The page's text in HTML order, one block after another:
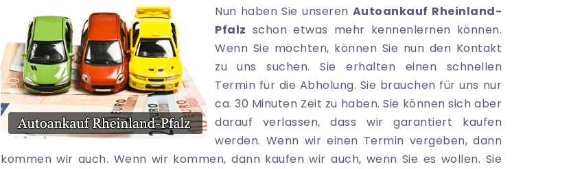
Nun haben Sie unseren Autoankauf Rheinland-
Pfalz schon etwas mehr kennenlernen können.
Wenn Sie möchten, können Sie nun den Kontakt
zu uns suchen. Sie erhalten einen schnellen
Termin für die Abholung. Sie brauchen für uns nur
ca. 30 Minuten Zeit zu haben. Sie können sich aber
darauf verlassen, dass wir garantiert kaufen
werden. Wenn wir einen Termin vergeben, dann
kommen wir auch. Wenn wir kommen, dann kaufen wir auch, wenn Sie es wollen. Sie